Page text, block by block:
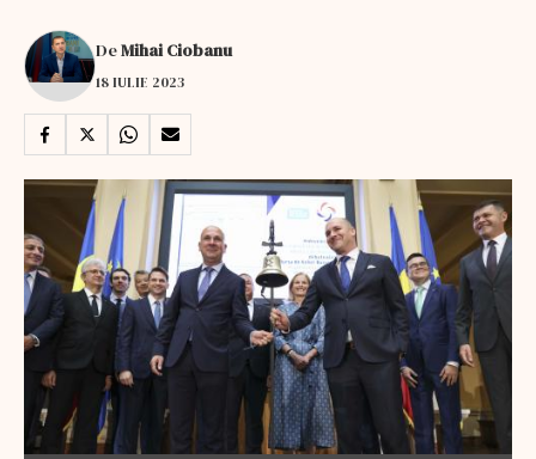
DeMihai Ciobanu
18 IULIE 2023